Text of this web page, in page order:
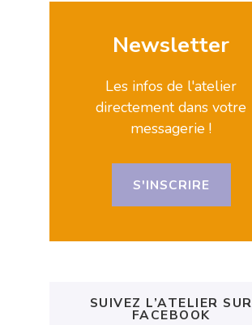
Newsletter
Les infos de l'atelier
directement dans votre
messagerie !
S'INSCRIRE
SUIVEZ L’ATELIER SUR
FACEBOOK